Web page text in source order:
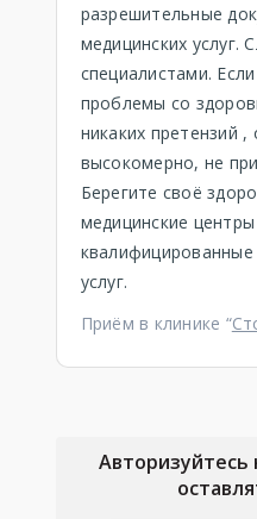
разрешительные
медицинских услуг.
специалистами.
проблемы со
никаких претензий
высокомерно, не
Берегите своё
медицинские
услуг.
Приём в клинике “
Авторизуйтесь